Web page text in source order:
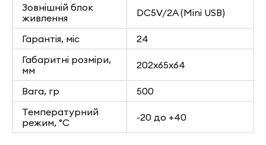
Зовнішній блок
живлення
DC5V/2A (Mini USB)
Гарантія, міс
24
Габаритні розміри,
мм
202x65x64
Вага, гр
500
Температурний
режим, °C
-20 до +40